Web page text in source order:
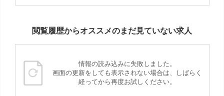
閲覧履歴からオススメのまだ見ていない求人
情報の読み込みに失敗しました。
画面の更新をしても表示されない場合は、しばらく
経ってから再度お試しください。